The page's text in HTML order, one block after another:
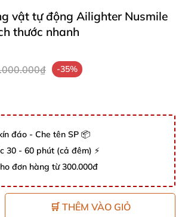
vật tự động Ailighter Nusmile
thước nhanh
-35%
đáo - Che tên SP 📦
30 - 60 phút (cả đêm) ⚡
đơn hàng từ 300.000đ
🛒 THÊM VÀO GIỎ